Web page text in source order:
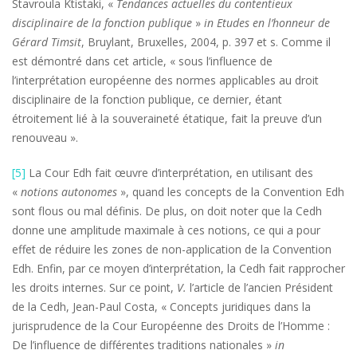
Stavroula Ktistaki, « Tendances actuelles du contentieux
disciplinaire de la fonction publique » in Etudes en l’honneur de
Gérard Timsit, Bruylant, Bruxelles, 2004, p. 397 et s. Comme il
est démontré dans cet article, « sous l’influence de
l’interprétation européenne des normes applicables au droit
disciplinaire de la fonction publique, ce dernier, étant
étroitement lié à la souveraineté étatique, fait la preuve d’un
renouveau ».
[5] La Cour Edh fait œuvre d’interprétation, en utilisant des
« notions autonomes », quand les concepts de la Convention Edh
sont flous ou mal définis. De plus, on doit noter que la Cedh
donne une amplitude maximale à ces notions, ce qui a pour
effet de réduire les zones de non-application de la Convention
Edh. Enfin, par ce moyen d’interprétation, la Cedh fait rapprocher
les droits internes. Sur ce point, V. l’article de l’ancien Président
de la Cedh, Jean-Paul Costa, « Concepts juridiques dans la
jurisprudence de la Cour Européenne des Droits de l’Homme :
De l’influence de différentes traditions nationales » in